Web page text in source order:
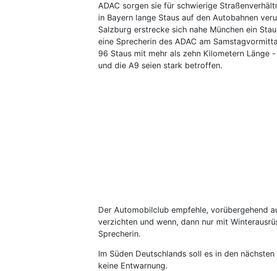
ADAC sorgen sie für schwierige
in Bayern lange Staus auf den Autobahnen
Salzburg erstrecke sich nahe München ein
eine Sprecherin des ADAC am
96 Staus mit mehr als zehn Kilometern Länge
und die A9 seien stark betroffen.
Der Automobilclub empfehle, vorübergehend
verzichten und wenn, dann nur mit
Sprecherin.
Im Süden Deutschlands soll es in den
keine Entwarnung.